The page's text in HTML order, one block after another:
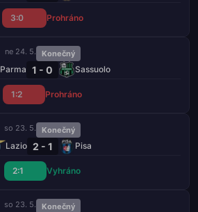
3:0 Prohráno
ne 24. 5. Konečný
Parma 1 - 0 Sassuolo
1:2 Prohráno
so 23. 5. Konečný
Lazio 2 - 1 Pisa
2:1 Vyhráno
so 23. 5. Konečný